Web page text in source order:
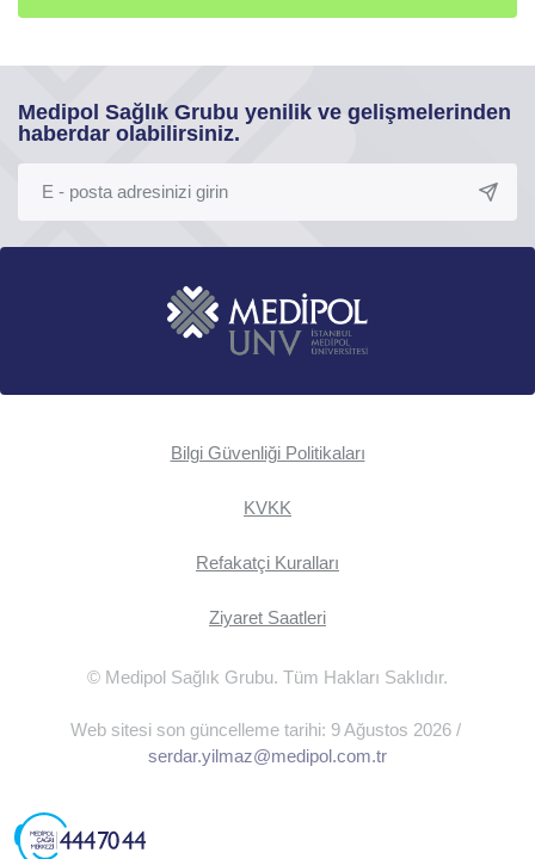
Medipol Sağlık Grubu yenilik ve gelişmelerinden
haberdar olabilirsiniz.
Bilgi Güvenliği Politikaları
KVKK
Refakatçi Kuralları
Ziyaret Saatleri
© Medipol Sağlık Grubu. Tüm Hakları Saklıdır.
Web sitesi son güncelleme tarihi: 9 Ağustos 2026 /
serdar.yilmaz@medipol.com.tr